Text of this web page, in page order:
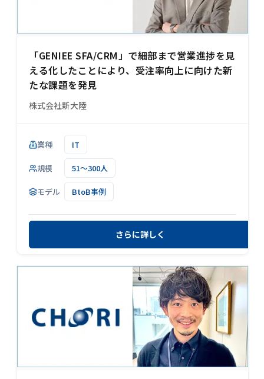
「GENIEE SFA/CRM」で細部まで営業進捗を見
える化したことにより、受注率向上に向けた新
たな課題を発見
株式会社新大陸
業種 IT
規模 51～300人
モデル BtoB事例
さらに詳しく